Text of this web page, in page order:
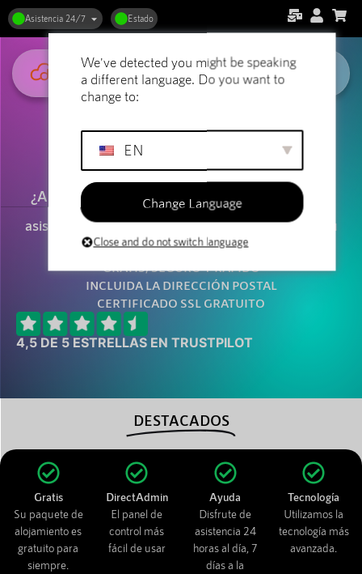
Asistencia 24/7 Estado
Alojamiento web
gratuito
¿Alojamiento web gratuito? Sí, existe. No todo el
mundo necesita mucho. Incluso ofrecemos
asistencia 24 horas al día, 7 días a la semana, en su
propio idioma. ¡Si eso no es un castigo!
GRATIS, SEGURO Y RÁPIDO
INCLUIDA LA DIRECCIÓN POSTAL
CERTIFICADO SSL GRATUITO
4,5 DE 5 ESTRELLAS EN TRUSTPILOT
Gratis
Su paquete de
alojamiento es
gratuito para
siempre.
DirectAdmin
El panel de
control más
fácil de usar
Ayuda
Disfrute de
asistencia 24
horas al día, 7
días a la
Tecnología
Utilizamos la
tecnología más
avanzada.
DESTACADOS
We've detected you might be speaking
a different language. Do you want to
change to:
EN
Change Language
Close and do not switch language